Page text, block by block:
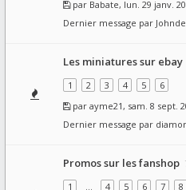
par Babate, lun. 29 janv.
Dernier message par
Les miniatures sur ebay
1
2 3 4 5
6
par ayme21, sam. 8 sept.
Dernier message par
Promos sur les fanshop
1
… 4 5 6 7
8